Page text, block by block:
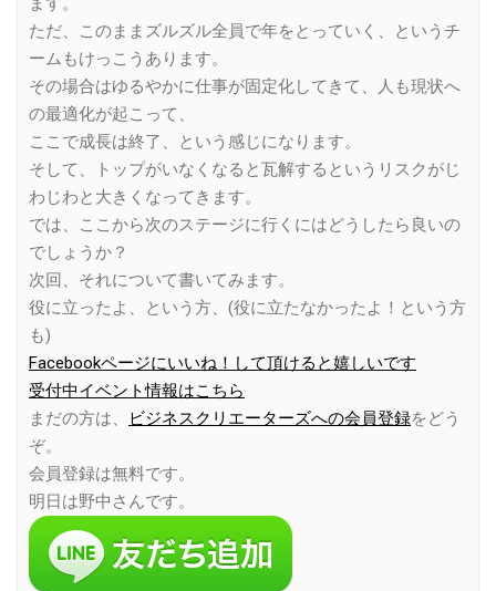
ただ、このままズルズル全員で年をとっていく、というチ
ームもけっこうあります。
その場合はゆるやかに仕事が固定化してきて、人も現状へ
の最適化が起こって、
ここで成長は終了、という感じになります。
そして、トップがいなくなると瓦解するというリスクがじ
わじわと大きくなってきます。
では、ここから次のステージに行くにはどうしたら良いの
でしょうか？
次回、それについて書いてみます。
役に立ったよ、という方、(役に立たなかったよ！という方
も)
Facebookページにいいね！して頂けると嬉しいです
受付中イベント情報はこちら
まだの方は、
ビジネスクリエーターズへの会員登録をどう
ぞ。
会員登録は無料です。
明日は野中さんです。